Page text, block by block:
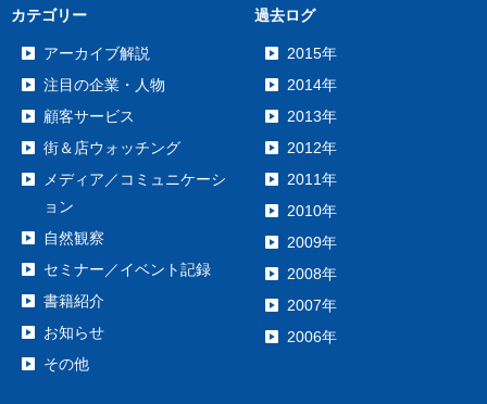
カテゴリー
アーカイブ解説
注目の企業・人物
顧客サービス
街＆店ウォッチング
メディア／コミュニケーシ
ョン
自然観察
セミナー／イベント記録
書籍紹介
お知らせ
その他
過去ログ
2015年
2014年
2013年
2012年
2011年
2010年
2009年
2008年
2007年
2006年